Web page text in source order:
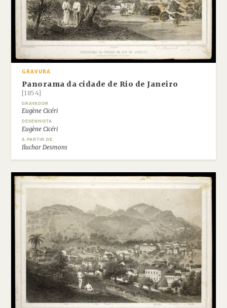
GRAVURA
Panorama da cidade de Rio de Janeiro
[1854]
GRAVADOR
Eugène Cicéri
DESENHISTA
Eugène Cicéri
A PARTIR DE
Iluchar Desmons